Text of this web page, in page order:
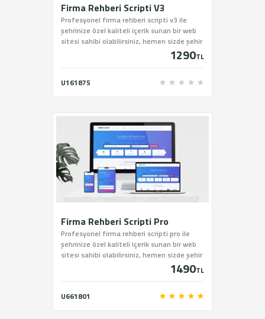
Firma Rehberi Scripti V3
Profesyonel firma rehberi scripti v3 ile
şehrinize özel kaliteli içerik sunan bir web
sitesi sahibi olabilirsiniz, hemen sizde şehir
rehberi scriptini sitemiz üzerinden satın
1290TL
U161875
Firma Rehberi Scripti Pro
Profesyonel firma rehberi scripti pro ile
şehrinize özel kaliteli içerik sunan bir web
sitesi sahibi olabilirsiniz, hemen sizde şehir
rehberi scriptini sitemiz üzerinden satın
1490TL
U661801